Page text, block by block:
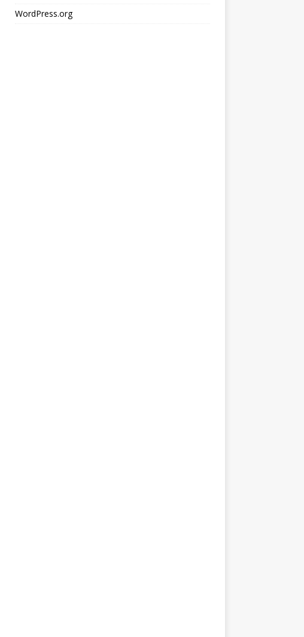
WordPress.org